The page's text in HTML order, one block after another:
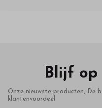
Blijf op
Onze nieuwste producten, De
klantenvoordeel